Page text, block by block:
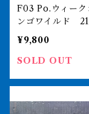
F03 Po.ウィークシー コ
ンゴワイルド
後 薬浴完了済
¥9,800
SOLD OUT